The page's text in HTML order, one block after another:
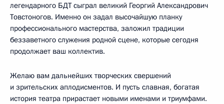
легендарного БДТ сыграл великий Георгий Александрович
Товстоногов. Именно он задал высочайшую планку
профессионального мастерства, заложил традиции
беззаветного служения родной сцене, которые сегодня
продолжает ваш коллектив.
Желаю вам дальнейших творческих свершений
и зрительских аплодисментов. И пусть славная, богатая
история театра прирастает новыми именами и триумфами.